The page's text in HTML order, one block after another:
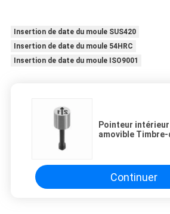
Insertion de date du moule SUS420
Insertion de date du moule 54HRC
Insertion de date du moule ISO9001
Pointeur
amovible
Continuer